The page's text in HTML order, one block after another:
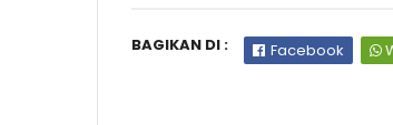
BAGIKAN DI : Facebook